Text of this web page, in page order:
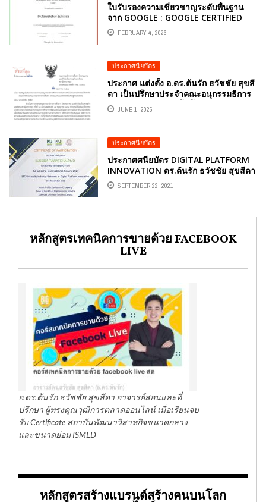
ใบรับรองความเชี่ยวชาญระดับพื้นฐาน
จาก GOOGLE : GOOGLE CERTIFIED
EDUCATOR LEVEL 1 อ.ดร.ต้นรัก ธวัชชัย
สุขสีดา
FEBRUARY 4, 2026
ประกาศนียบัตร
ประกาศ แต่งตั้ง อ.ดร.ต้นรัก ธวัชชัย สุขสี
ดา เป็นปรึกษาประจำคณะอนุกรรมธิการ
ศึกษาการพัฒนาเทคโนโลยีและนวัตกรรม
ให้เท่าทันต่อโลกดิจิทัล สภาผู้แทนราษฎร
JUNE 1, 2025
ประกาศนียบัตร
ประกาศศนียบัตร DIGITAL PLATFORM
INNOVATION ดร.ต้นรัก ธวัชชัย สุขสีดา
SEPTEMBER 22, 2021
หลักสูตรเทคนิคการขายด้วย FACEBOOK
LIVE
อ.ดร.ต้นรัก ธวัชชัย สุขสีดา อาจารย์สอนและที่
ปรึกษา ผู้ทรงคุณวุฒิการตลาดออนไลน์ เมื่อเรียนจบ
รับ Certificate สถาบันพัฒนาวิสาหกิจขนาดกลาง
และขนาดย่อม ISMED
หลักสูตรสร้างแบรนด์สร้างคนบนโลก